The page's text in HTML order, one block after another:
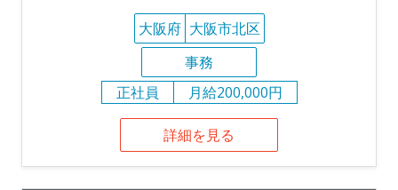
大阪府 大阪市北区
事務
正社員
月給200,000円
詳細を見る